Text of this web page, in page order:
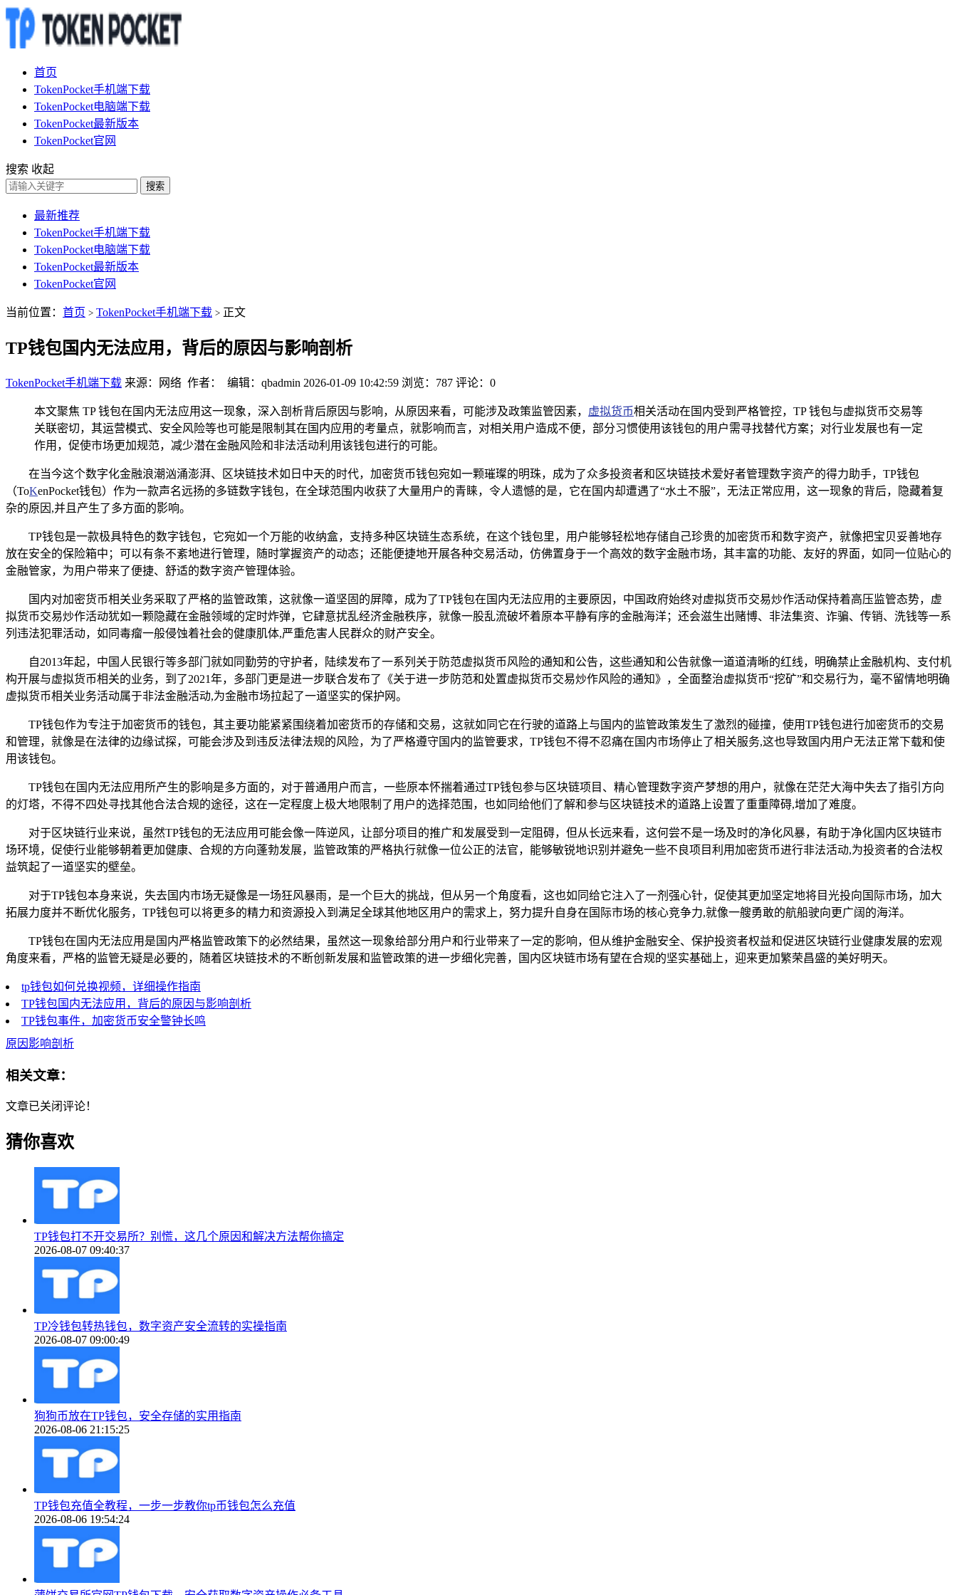
首页
TokenPocket手机端下载
TokenPocket电脑端下载
TokenPocket最新版本
TokenPocket官网
搜索 收起
搜索
最新推荐
TokenPocket手机端下载
TokenPocket电脑端下载
TokenPocket最新版本
TokenPocket官网
当前位置： 首页 > TokenPocket手机端下载 > 正文
TP钱包国内无法应用，背后的原因与影响剖析
TokenPocket手机端下载 来源：网络 作者： 编辑：qbadmin 2026-01-09 10:42:59 浏览：787 评论：0
本文聚焦 TP 钱包在国内无法应用这一现象，深入剖析背后原因与影响，从原因来看，可能涉及政策监管因素， 虚拟货币相关活动在国内受到严格管控，TP 钱包与虚拟货币交易等
关联密切，其运营模式、安全风险等也可能是限制其在国内应用的考量点，就影响而言，对相关用户造成不便，部分习惯使用该钱包的用户需寻找替代方案；对行业发展也有一定
作用，促使市场更加规范，减少潜在金融风险和非法活动利用该钱包进行的可能。
在当今这个数字化金融浪潮汹涌澎湃、区块链技术如日中天的时代，加密货币钱包宛如一颗璀璨的明珠，成为了众多投资者和区块链技术爱好者管理数字资产的得力助手，TP钱包
（ToKenPocket钱包）作为一款声名远扬的多链数字钱包，在全球范围内收获了大量用户的青睐，令人遗憾的是，它在国内却遭遇了“水土不服”，无法正常应用，这一现象的背后，隐藏着复
杂的原因,并且产生了多方面的影响。
TP钱包是一款极具特色的数字钱包，它宛如一个万能的收纳盒，支持多种区块链生态系统，在这个钱包里，用户能够轻松地存储自己珍贵的加密货币和数字资产，就像把宝贝妥善地存
放在安全的保险箱中；可以有条不紊地进行管理，随时掌握资产的动态；还能便捷地开展各种交易活动，仿佛置身于一个高效的数字金融市场，其丰富的功能、友好的界面，如同一位贴心的
金融管家，为用户带来了便捷、舒适的数字资产管理体验。
国内对加密货币相关业务采取了严格的监管政策，这就像一道坚固的屏障，成为了TP钱包在国内无法应用的主要原因，中国政府始终对虚拟货币交易炒作活动保持着高压监管态势，虚
拟货币交易炒作活动犹如一颗隐藏在金融领域的定时炸弹，它肆意扰乱经济金融秩序，就像一股乱流破坏着原本平静有序的金融海洋；还会滋生出赌博、非法集资、诈骗、传销、洗钱等一系
列违法犯罪活动，如同毒瘤一般侵蚀着社会的健康肌体,严重危害人民群众的财产安全。
自2013年起，中国人民银行等多部门就如同勤劳的守护者，陆续发布了一系列关于防范虚拟货币风险的通知和公告，这些通知和公告就像一道道清晰的红线，明确禁止金融机构、支付机
构开展与虚拟货币相关的业务，到了2021年，多部门更是进一步联合发布了《关于进一步防范和处置虚拟货币交易炒作风险的通知》，全面整治虚拟货币“挖矿”和交易行为，毫不留情地明确
虚拟货币相关业务活动属于非法金融活动,为金融市场拉起了一道坚实的保护网。
TP钱包作为专注于加密货币的钱包，其主要功能紧紧围绕着加密货币的存储和交易，这就如同它在行驶的道路上与国内的监管政策发生了激烈的碰撞，使用TP钱包进行加密货币的交易
和管理，就像是在法律的边缘试探，可能会涉及到违反法律法规的风险，为了严格遵守国内的监管要求，TP钱包不得不忍痛在国内市场停止了相关服务,这也导致国内用户无法正常下载和使
用该钱包。
TP钱包在国内无法应用所产生的影响是多方面的，对于普通用户而言，一些原本怀揣着通过TP钱包参与区块链项目、精心管理数字资产梦想的用户，就像在茫茫大海中失去了指引方向
的灯塔，不得不四处寻找其他合法合规的途径，这在一定程度上极大地限制了用户的选择范围，也如同给他们了解和参与区块链技术的道路上设置了重重障碍,增加了难度。
对于区块链行业来说，虽然TP钱包的无法应用可能会像一阵逆风，让部分项目的推广和发展受到一定阻碍，但从长远来看，这何尝不是一场及时的净化风暴，有助于净化国内区块链市
场环境，促使行业能够朝着更加健康、合规的方向蓬勃发展，监管政策的严格执行就像一位公正的法官，能够敏锐地识别并避免一些不良项目利用加密货币进行非法活动,为投资者的合法权
益筑起了一道坚实的壁垒。
对于TP钱包本身来说，失去国内市场无疑像是一场狂风暴雨，是一个巨大的挑战，但从另一个角度看，这也如同给它注入了一剂强心针，促使其更加坚定地将目光投向国际市场，加大
拓展力度并不断优化服务，TP钱包可以将更多的精力和资源投入到满足全球其他地区用户的需求上，努力提升自身在国际市场的核心竞争力,就像一艘勇敢的航船驶向更广阔的海洋。
TP钱包在国内无法应用是国内严格监管政策下的必然结果，虽然这一现象给部分用户和行业带来了一定的影响，但从维护金融安全、保护投资者权益和促进区块链行业健康发展的宏观
角度来看，严格的监管无疑是必要的，随着区块链技术的不断创新发展和监管政策的进一步细化完善，国内区块链市场有望在合规的坚实基础上，迎来更加繁荣昌盛的美好明天。
tp钱包如何兑换视频，详细操作指南
TP钱包国内无法应用，背后的原因与影响剖析
TP钱包事件，加密货币安全警钟长鸣
原因影响剖析
相关文章：
文章已关闭评论！
猜你喜欢
TP钱包打不开交易所？别慌，这几个原因和解决方法帮你搞定
2026-08-07 09:40:37
TP冷钱包转热钱包，数字资产安全流转的实操指南
2026-08-07 09:00:49
狗狗币放在TP钱包，安全存储的实用指南
2026-08-06 21:15:25
TP钱包充值全教程，一步一步教你tp币钱包怎么充值
2026-08-06 19:54:24